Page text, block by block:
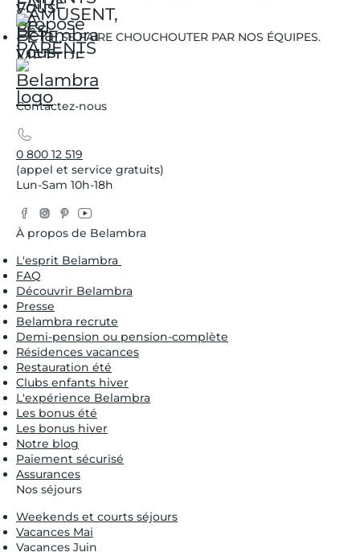
SE FAIRE CHOUCHOUTER PAR NOS ÉQUIPES.
Contactez-nous
0 800 12 519
(appel et service gratuits)
Lun-Sam 10h-18h
Facebook
Instagram
Pinterest
YouTube
À propos de Belambra
L'esprit Belambra
FAQ
Découvrir Belambra
Presse
Belambra recrute
Demi-pension ou pension-complète
Résidences vacances
Restauration été
Clubs enfants hiver
L'expérience Belambra
Les bonus été
Les bonus hiver
Notre blog
Paiement sécurisé
Assurances
Nos séjours
Weekends et courts séjours
Vacances Mai
Vacances Juin